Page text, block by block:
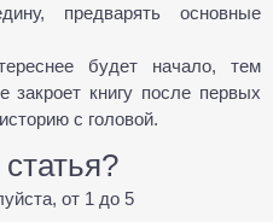
предварять основные
будет начало, тем
закроет книгу после первых
с головой.
от 1 до 5